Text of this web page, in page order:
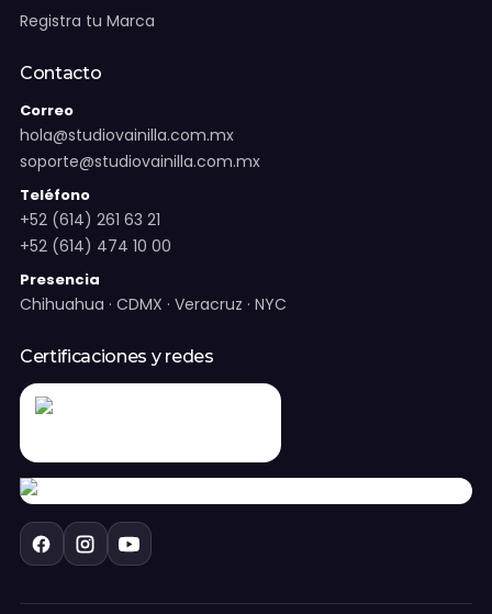
Registra tu Marca
Contacto
Correo
hola@studiovainilla.com.mx
soporte@studiovainilla.com.mx
Teléfono
+52 (614) 261 63 21
+52 (614) 474 10 00
Presencia
Chihuahua · CDMX · Veracruz · NYC
Certificaciones y redes